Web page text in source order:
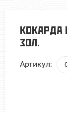
КОКАРДА
ЗОЛ.
Артикул: